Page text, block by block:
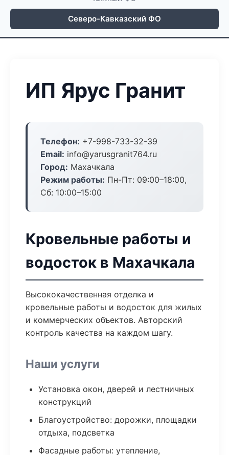
Северо-Кавказский ФО
ИП Ярус Гранит
Телефон: +7-998-733-32-39
Email: info@yarusgranit764.ru
Город: Махачкала
Режим работы: Пн-Пт: 09:00–18:00,
Сб: 10:00–15:00
Кровельные работы и
водосток в Махачкала
Высококачественная отделка и
кровельные работы и водосток для жилых
и коммерческих объектов. Авторский
контроль качества на каждом шагу.
Наши услуги
Установка окон, дверей и лестничных
конструкций
Благоустройство: дорожки, площадки
отдыха, подсветка
Фасадные работы: утепление,